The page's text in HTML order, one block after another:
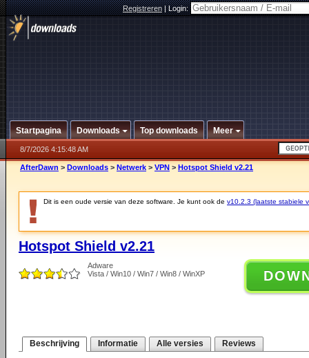
Registreren|Login:
Startpagina Downloads Top downloads Meer
8/7/2026 4:15:48 AM
AfterDawn > Downloads > Netwerk > VPN > Hotspot Shield v2.21
Dit is een oude versie van deze software. Je kunt ook de v10.2.3 (laatste stabiele
Hotspot Shield v2.21
Adware
Vista / Win10 / Win7 / Win8 / WinXP
Beschrijving Informatie Alle versies Reviews